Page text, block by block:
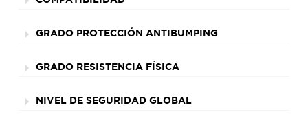
GRADO PROTECCIÓN ANTIBUMPING
GRADO RESISTENCIA FÍSICA
NIVEL DE SEGURIDAD GLOBAL